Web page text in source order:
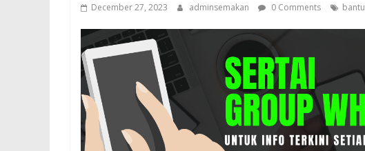
December 27, 2023 adminsemakan 0 Comments